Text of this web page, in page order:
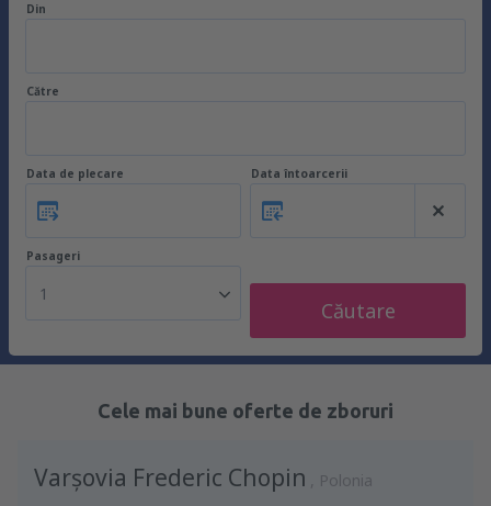
Din
Către
Data de plecare Data întoarcerii
Pasageri
1
Căutare
Cele mai bune oferte de zboruri
Varşovia Frederic Chopin Polonia